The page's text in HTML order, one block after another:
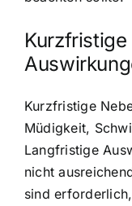
Kurzfristige
Müdigkeit,
Langfristige
nicht
sind